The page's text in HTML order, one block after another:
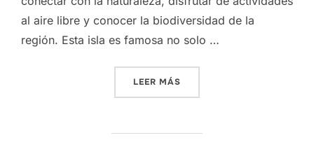
al aire libre y conocer la biodiversidad de la
región. Esta isla es famosa no solo …
LEER MÁS